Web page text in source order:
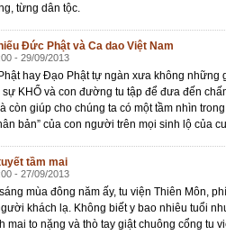
từng dân tộc.
Đức Phật và Ca dao Việt Nam
- 29/09/2013
hay Đạo Phật tự ngàn xưa không những
KHỔ và con đường tu tập để đưa đến
còn giúp cho chúng ta có một tầm nhìn
bản” của con người trên mọi sinh lộ của
tầm mai
- 27/09/2013
mùa đông năm ấy, tu viện Thiên Môn,
khách lạ. Không biết y bao nhiêu tuổi
mai to nặng và thò tay giật chuông cổng tu